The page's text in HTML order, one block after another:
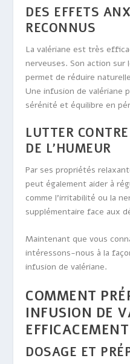
DES EFFETS
RECONNUS
La valériane est très
nerveuses. Son action
permet de réduire
Une infusion de valériane
sérénité et équilibre en
LUTTER
DE L’HUMEUR
Par ses propriétés
peut également aider à
comme l’irritabilité ou la
supplémentaire face aux
Maintenant que vous
intéressons-nous à la
infusion de valériane.
COMMENT
INFUSION DE
DOSAGE ET